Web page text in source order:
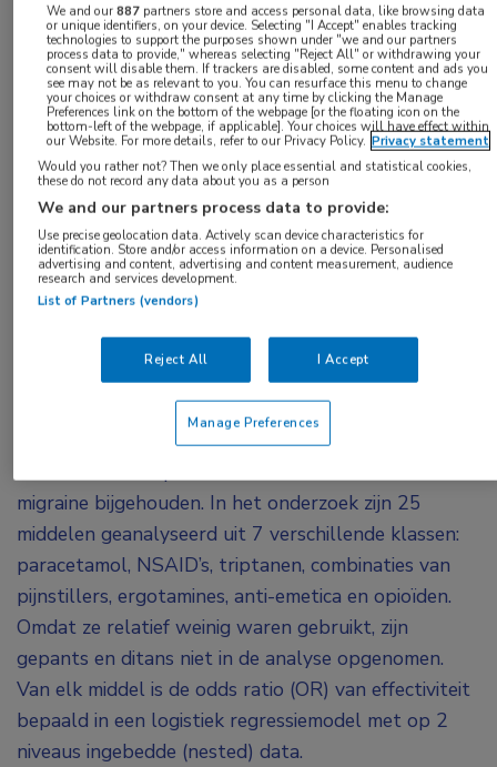
Met behulp van big data zijn in een Amerikaans
onderzoek 25 medicijnen vergeleken die voor
bijna 11 miljoen aanvallen van migraine zijn
gebruikt. Als meest effectief kwamen triptanen,
ergotamines en anti-emetica naar voren. De
inzichten die deze resultaten opleveren, zijn
volgens de onderzoekers goed toepasbaar in de
dagelijkse klinische praktijk.
De gegevens werden verzameld met een app die een
dagboek bevat. In dit dagboek hebben
migrainepatiënten tussen medio 2014 en medio
migraine bijgehouden. In het onderzoek zijn 25
middelen geanalyseerd uit 7 verschillende klassen:
paracetamol, NSAID’s, triptanen, combinaties van
pijnstillers, ergotamines, anti-emetica en opioïden.
Omdat ze relatief weinig waren gebruikt, zijn
gepants en ditans niet in de analyse opgenomen.
Van elk middel is de odds ratio (OR) van effectiviteit
bepaald in een logistiek regressiemodel met op 2
niveaus ingebedde (nested) data.
Tags:
big data,migraine,triptanen
We and our887partners store and access personal data, like browsing data
or unique identifiers, on your device. Selecting "I Accept" enables tracking
technologies to support the purposes shown under "we and our partners
process data to provide," whereas selecting "Reject All" or withdrawing your
consent will disable them. If trackers are disabled, some content and ads you
see may not be as relevant to you. You can resurface this menu to change
your choices or withdraw consent at any time by clicking the Manage
Preferences link on the bottom of the webpage [or the floating icon on the
bottom-left of the webpage, if applicable]. Your choices will have effect within
our Website. For more details, refer to our Privacy Policy. Privacy statement
Would you rather not? Then we only place essential and statistical cookies,
these do not record any data about you as a person
We and our partners process data to provide:
Use precise geolocation data. Actively scan device characteristics for
identification. Store and/or access information on a device. Personalised
advertising and content, advertising and content measurement, audience
research and services development.
List of Partners (vendors)
Reject All I Accept
Manage Preferences